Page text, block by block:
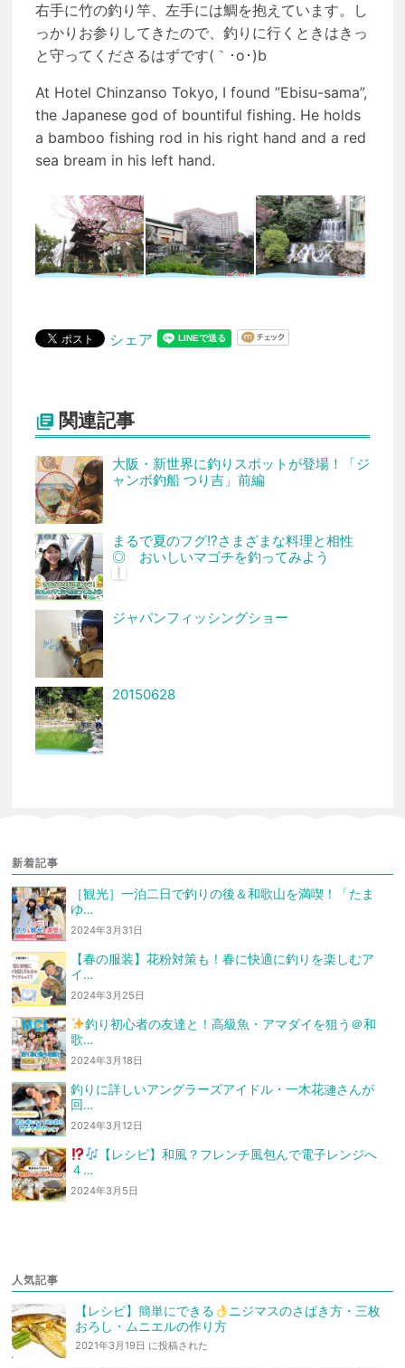
右手に竹の釣り竿、左手には鯛を抱えています。し
っかりお参りしてきたので、釣りに行くときはきっ
と守ってくださるはずです(｀･o･)b
At Hotel Chinzanso Tokyo, I found ”Ebisu-sama”,
the Japanese god of bountiful fishing. He holds
a bamboo fishing rod in his right hand and a red
sea bream in his left hand.
シェア
 関連記事
大阪・新世界に釣りスポットが登場！「ジ
ャンボ釣船 つり吉」前編
まるで夏のフグ!?さまざまな料理と相性
◎ おいしいマゴチを釣ってみよう
ジャパンフィッシングショー
20150628
新着記事
［観光］一泊二日で釣りの後＆和歌山を満喫！「たま
ゆ…
2024年3月31日
【春の服装】花粉対策も！春に快適に釣りを楽しむア
イ…
2024年3月25日
釣り初心者の友達と！高級魚・アマダイを狙う ＠和
歌…
2024年3月18日
釣りに詳しいアングラーズアイドル・一木花漣さんが
回…
2024年3月12日
【レシピ】和風？フレンチ風包んで電子レンジへ
４…
2024年3月5日
人気記事
【レシピ】簡単にできる
ニジマスのさばき方・三枚
おろし・ムニエルの作り方
2021年3月19日 に投稿された